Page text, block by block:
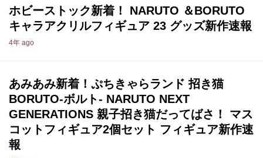
ホビーストック新着！ NARUTO ＆BORUTO
キャラアクリルフィギュア 23 グッズ新作速報
4年 ago
あみあみ新着！ぷちきゃらランド 招き猫
BORUTO-ボルト- NARUTO NEXT
GENERATIONS 親子招き猫だってばさ！ マス
コットフィギュア2個セット フィギュア新作速
報